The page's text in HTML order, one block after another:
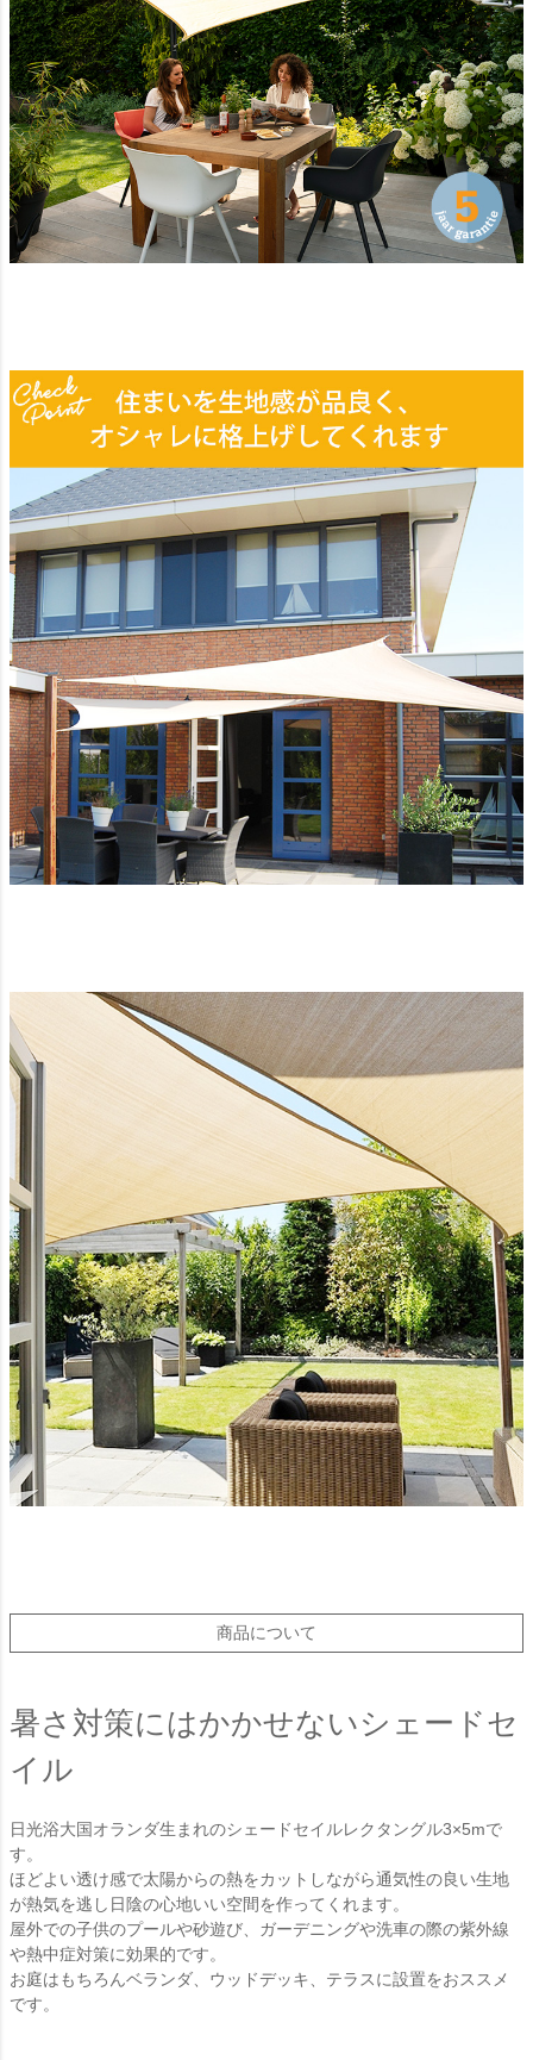
商品について
暑さ対策にはかかせないシェードセ
イル
日光浴大国オランダ生まれのシェードセイルレクタングル3×5mで
す。
ほどよい透け感で太陽からの熱をカットしながら通気性の良い生地
が熱気を逃し日陰の心地いい空間を作ってくれます。
屋外での子供のプールや砂遊び、ガーデニングや洗車の際の紫外線
や熱中症対策に効果的です。
お庭はもちろんベランダ、ウッドデッキ、テラスに設置をおススメ
です。